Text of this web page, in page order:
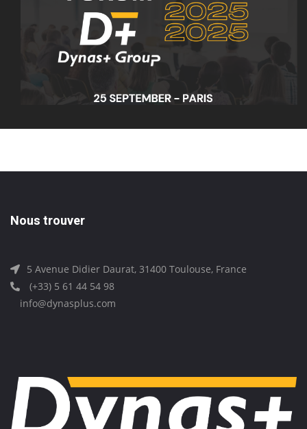
Nous trouver
5 Avenue Didier Daurat, 31400 Toulouse, France
(+33) 5 61 44 54 98
info@dynasplus.com